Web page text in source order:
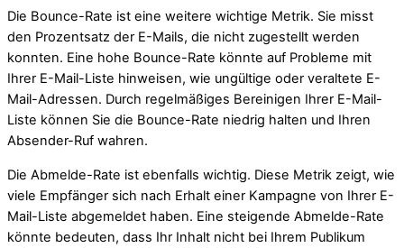
Die Bounce-Rate ist eine weitere wichtige Metrik. Sie misst
den Prozentsatz der E-Mails, die nicht zugestellt werden
konnten. Eine hohe Bounce-Rate könnte auf Probleme mit
Ihrer E-Mail-Liste hinweisen, wie ungültige oder veraltete E-
Mail-Adressen. Durch regelmäßiges Bereinigen Ihrer E-Mail-
Liste können Sie die Bounce-Rate niedrig halten und Ihren
Absender-Ruf wahren.
Die Abmelde-Rate ist ebenfalls wichtig. Diese Metrik zeigt, wie
viele Empfänger sich nach Erhalt einer Kampagne von Ihrer E-
Mail-Liste abgemeldet haben. Eine steigende Abmelde-Rate
könnte bedeuten, dass Ihr Inhalt nicht bei Ihrem Publikum